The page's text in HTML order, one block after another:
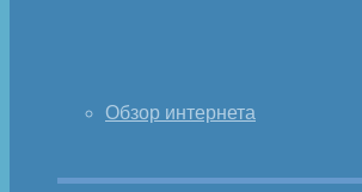
Обзор интернета